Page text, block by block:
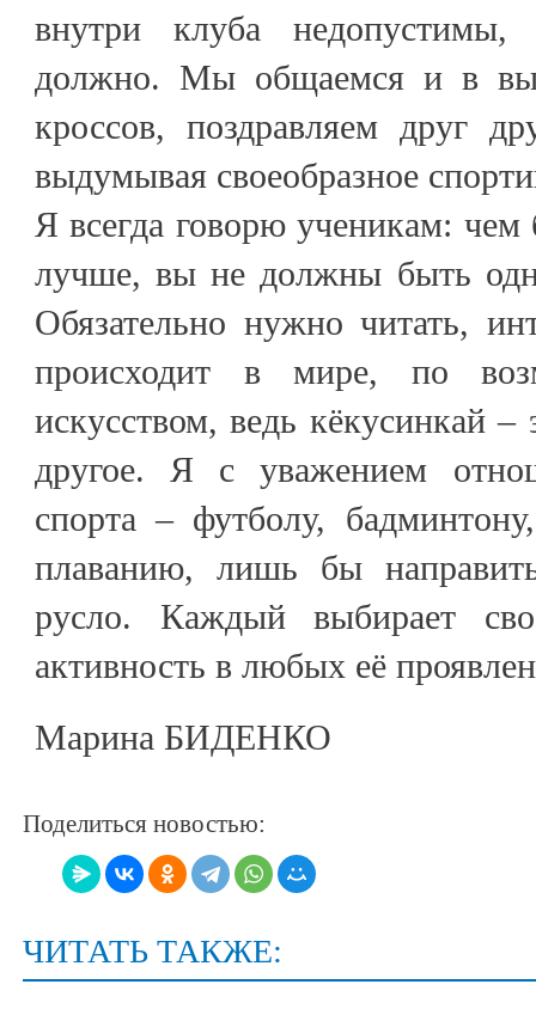
внутри клуба
должно. Мы общаемся и в
кроссов, поздравляем друг
выдумывая своеобразное
Я всегда говорю ученикам:
лучше, вы не должны быть
Обязательно нужно читать,
происходит в мире, по
искусством, ведь кёкусинкай –
другое. Я с уважением
спорта – футболу,
плаванию, лишь бы
русло. Каждый выбирает
активность в любых её
Марина БИДЕНКО
Поделиться новостью:
ЧИТАТЬ ТАКЖЕ: